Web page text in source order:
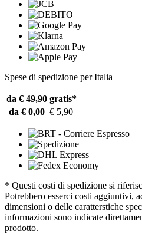
Spese di spedizione per Italia
da € 49,90 gratis*
da € 0,00 € 5,90
* Questi costi di spedizione si
Potrebbero esserci costi aggiuntivi,
dimensioni o delle caratterstiche
informazioni sono indicate
prodotto.